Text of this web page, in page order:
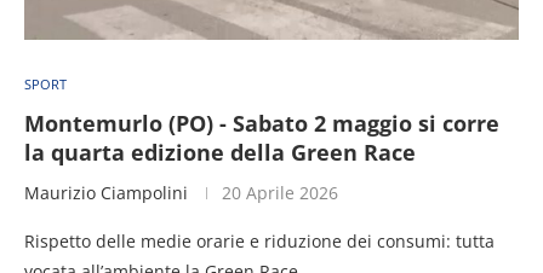
SPORT
Montemurlo (PO) - Sabato 2 maggio si corre
la quarta edizione della Green Race
Maurizio Ciampolini 20 Aprile 2026
Rispetto delle medie orarie e riduzione dei consumi: tutta